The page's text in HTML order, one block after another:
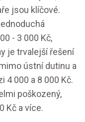
jsou klíčové.
- 3 000 Kč,
je trvalejší řešení
ústní dutinu a
4 000 a 8 000 Kč.
poškozený,
Kč a více.